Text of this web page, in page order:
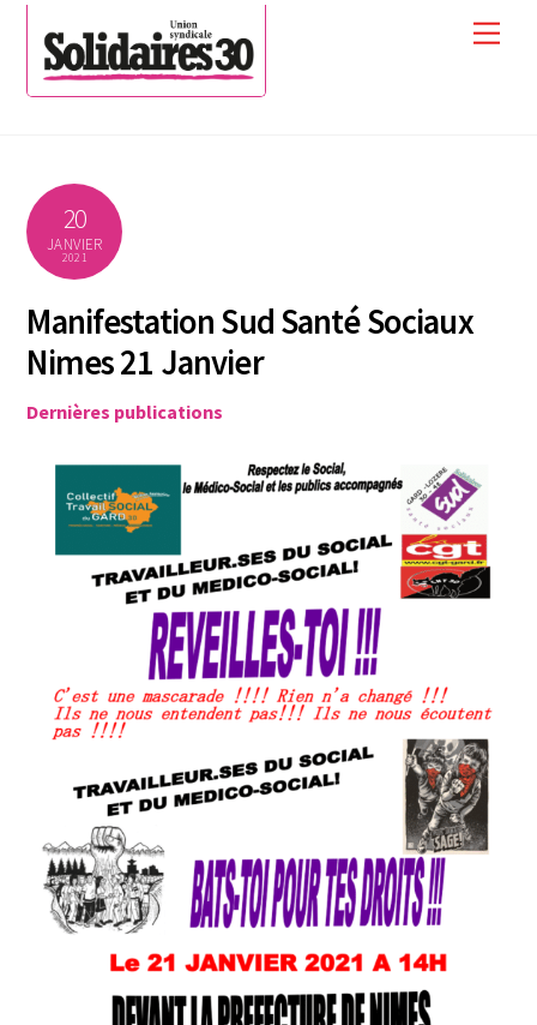
Skip
content
20
JANVIER
2021
Manifestation Sud Santé Sociaux
Nimes 21 Janvier
Dernières publications